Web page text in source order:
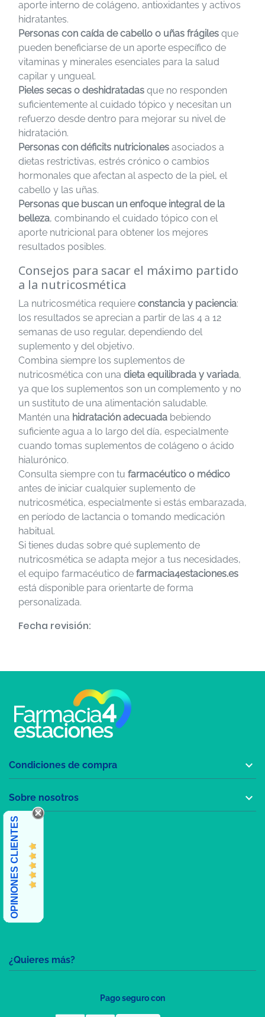
aporte interno de colágeno, antioxidantes y activos
hidratantes.
Personas con caída de cabello o uñas frágiles que
pueden beneficiarse de un aporte específico de
vitaminas y minerales esenciales para la salud
capilar y ungueal.
Pieles secas o deshidratadas que no responden
suficientemente al cuidado tópico y necesitan un
refuerzo desde dentro para mejorar su nivel de
hidratación.
Personas con déficits nutricionales asociados a
dietas restrictivas, estrés crónico o cambios
hormonales que afectan al aspecto de la piel, el
cabello y las uñas.
Personas que buscan un enfoque integral de la
belleza, combinando el cuidado tópico con el
aporte nutricional para obtener los mejores
resultados posibles.
Consejos para sacar el máximo partido
a la nutricosmética
La nutricosmética requiere constancia y paciencia:
los resultados se aprecian a partir de las 4 a 12
semanas de uso regular, dependiendo del
suplemento y del objetivo.
Combina siempre los suplementos de
nutricosmética con una dieta equilibrada y variada,
ya que los suplementos son un complemento y no
un sustituto de una alimentación saludable.
Mantén una hidratación adecuada bebiendo
suficiente agua a lo largo del día, especialmente
cuando tomas suplementos de colágeno o ácido
hialurónico.
Consulta siempre con tu farmacéutico o médico
antes de iniciar cualquier suplemento de
nutricosmética, especialmente si estás embarazada,
en período de lactancia o tomando medicación
habitual.
Si tienes dudas sobre qué suplemento de
nutricosmética se adapta mejor a tus necesidades,
el equipo farmacéutico de farmacia4estaciones.es
está disponible para orientarte de forma
personalizada.
Fecha revisión:
¿Quieres más?
Condiciones de compra 
Sobre nosotros 
OPINIONES CLIENTES
Pago seguro con